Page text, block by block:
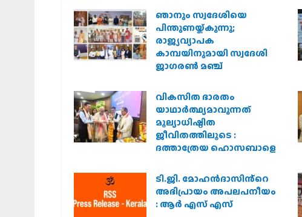
ഞാനും സ്വദേശിയെ
പിന്തുണയ്ക്കുന്നു;
രാജ്യവ്യാപക
കാമ്പയിനുമായി സ്വദേശി
ജാഗരണ്‍ മഞ്ച്
വികസിത ഭാരതം
യാഥാർത്ഥ്യമാവുന്നത്
മൂല്യാധിഷ്ഠിത
ജീവിതത്തിലൂടെ :
ദത്താത്രേയ ഹൊസബാളെ
ടി.ജി. മോഹൻദാസിൻ്റെ
അഭിപ്രായം അപലപനീയം
: ആർ എസ് എസ്